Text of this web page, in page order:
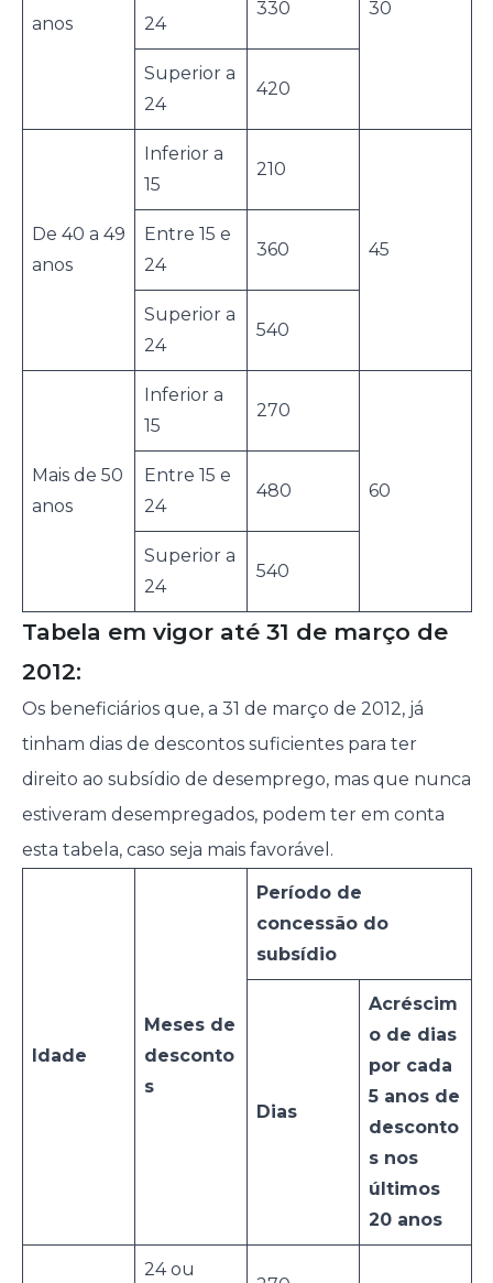
anos
30
24
330
Superior a
24
420
De 40 a 49
anos
Inferior a
15
210
45
Entre 15 e
24
360
Superior a
24
540
Mais de 50
anos
Inferior a
15
270
60
Entre 15 e
24
480
Superior a
24
540
Tabela em vigor até 31 de março de
2012:
Os beneficiários que, a 31 de março de 2012, já
tinham dias de descontos suficientes para ter
direito ao subsídio de desemprego, mas que nunca
estiveram desempregados, podem ter em conta
esta tabela, caso seja mais favorável.
Idade
Meses de
desconto
s
Período de
concessão do
subsídio
Dias
Acréscim
o de dias
por cada
5 anos de
desconto
s nos
últimos
20 anos
24 ou